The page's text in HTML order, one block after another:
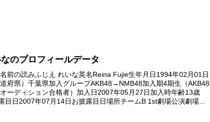
のプロフィールデータ
前の読みふじえ れいな英名Reina Fujie生年月日1994年02月01日
府県）千葉県加入グループAKB48→NMB48加入期4期生（AKB48
ーディション合格者）加入日2007年05月27日加入時年齢13歳
目日2007年07月14日お披露目日場所チームB 1st劇場公演劇場デ